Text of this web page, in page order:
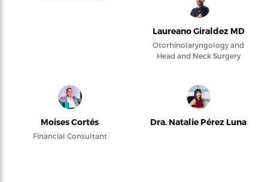
Laureano Giraldez MD
Otorhinolaryngology and
Head and Neck Surgery
Moises Cortés
Financial Consultant
Dra. Natalie Pérez Luna